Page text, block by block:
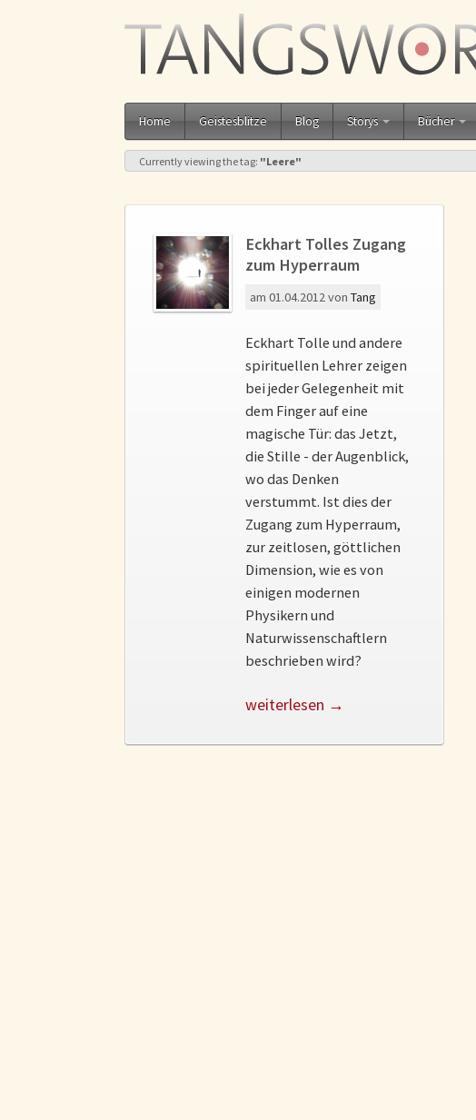
Home Geistesblitze Blog Storys Bücher
Currently viewing the tag: "Leere"
Eckhart Tolles Zugang
zum Hyperraum
am01.04.2012vonTang
Eckhart Tolle und andere
spirituellen Lehrer zeigen
bei jeder Gelegenheit mit
dem Finger auf eine
magische Tür: das Jetzt,
die Stille - der Augenblick,
wo das Denken
verstummt. Ist dies der
Zugang zum Hyperraum,
zur zeitlosen, göttlichen
Dimension, wie es von
einigen modernen
Physikern und
Naturwissenschaftlern
beschrieben wird?
weiterlesen →